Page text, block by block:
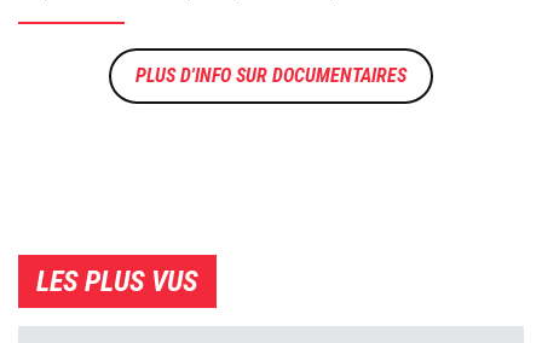
DOCUMENTAIRES
LES PLUS VUS